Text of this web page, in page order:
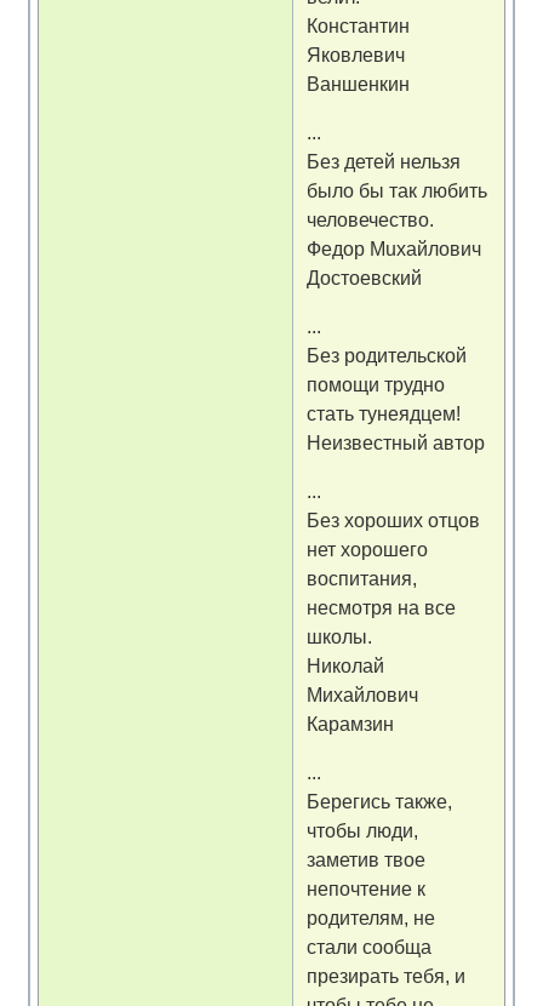
Константин
Яковлевич
Ваншенкин
...
Без детей нельзя
было бы так любить
человечество.
Федор Мuхайлович
Достоевский
...
Без родительской
помощи трудно
стать тунеядцем!
Неизвестный автор
...
Без хороших отцов
нет хорошего
воспитания,
несмотря на все
школы.
Николай
Михайлович
Карамзин
...
Берегись также,
чтобы люди,
заметив твое
непочтение к
родителям, не
стали сообща
презирать тебя, и